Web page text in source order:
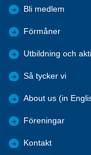
Bli medlem
Förmåner
Utbildning och
Så tycker vi
About us (in
Föreningar
Kontakt